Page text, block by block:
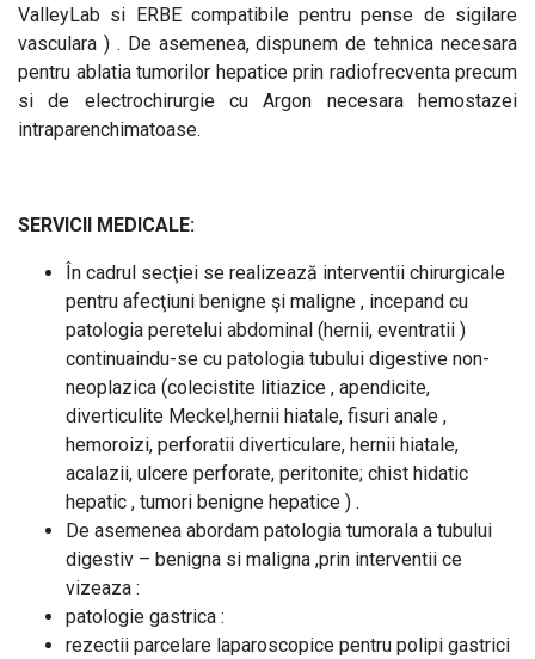
ValleyLab si ERBE compatibile pentru pense de sigilare
vasculara ) . De asemenea, dispunem de tehnica necesara
pentru ablatia tumorilor hepatice prin radiofrecventa precum
si de electrochirurgie cu Argon necesara hemostazei
intraparenchimatoase.
SERVICII MEDICALE:
În cadrul secţiei se realizează interventii chirurgicale
pentru afecţiuni benigne şi maligne , incepand cu
patologia peretelui abdominal (hernii, eventratii )
continuaindu-se cu patologia tubului digestive non-
neoplazica (colecistite litiazice , apendicite,
diverticulite Meckel,hernii hiatale, fisuri anale ,
hemoroizi, perforatii diverticulare, hernii hiatale,
acalazii, ulcere perforate, peritonite; chist hidatic
hepatic , tumori benigne hepatice ) .
De asemenea abordam patologia tumorala a tubului
digestiv – benigna si maligna ,prin interventii ce
vizeaza :
patologie gastrica :
rezectii parcelare laparoscopice pentru polipi gastrici